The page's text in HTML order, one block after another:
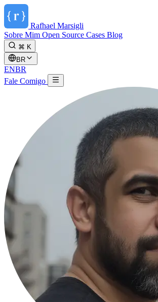
Rafhael Marsigli
Sobre Mim Open Source Cases Blog
⌘ K
BR
ENBR
Fale Comigo